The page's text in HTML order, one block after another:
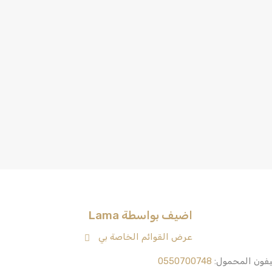
اضيف بواسطة Lama
عرض القوائم الخاصة بي
المحمول: 0550700748